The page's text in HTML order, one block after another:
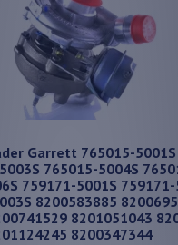
Garrett 765015-
765015-5004S
759171-5001S 759171-
8200583885
8201051043
8200347344